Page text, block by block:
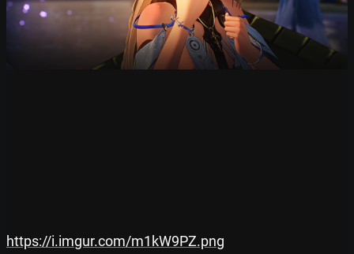
https://i.imgur.com/m1kW9PZ.png